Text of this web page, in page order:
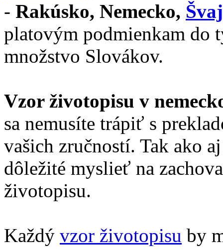
- Rakúsko, Nemecko,
platovým podmienkam do
množstvo Slovákov.
Vzor životopisu v
sa nemusíte trápiť s
vašich zručností. Tak ako
dôležité myslieť na
životopisu.
Každý vzor životopisu by